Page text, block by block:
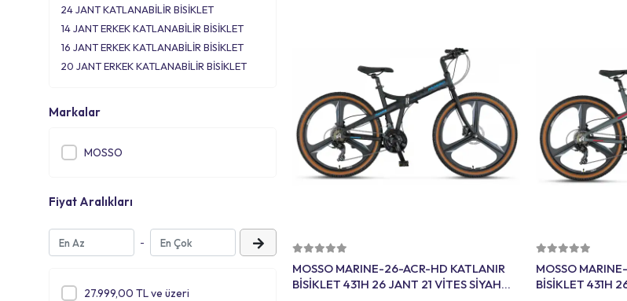
24 JANT KATLANABİLİR BİSİKLET
14 JANT ERKEK KATLANABİLİR BİSİKLET
16 JANT ERKEK KATLANABİLİR BİSİKLET
20 JANT ERKEK KATLANABİLİR BİSİKLET
Markalar
MOSSO
Fiyat Aralıkları
-
27.999,00 TL ve üzeri
MOSSO MARINE-26-ACR-HD KATLANIR
BİSİKLET 431H 26 JANT 21 VİTES SİYAH
MOSSO
BİSİKLET 431H